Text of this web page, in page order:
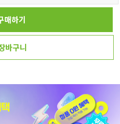
매하기
바구니